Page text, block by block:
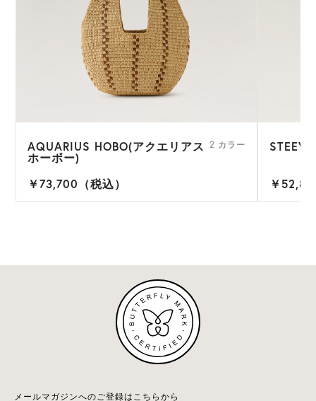
AQUARIUS HOBO(アクエリアス
ホーボー)
2 カラー
￥73,700（税込） ￥
メールマガジンへのご登録はこちらから